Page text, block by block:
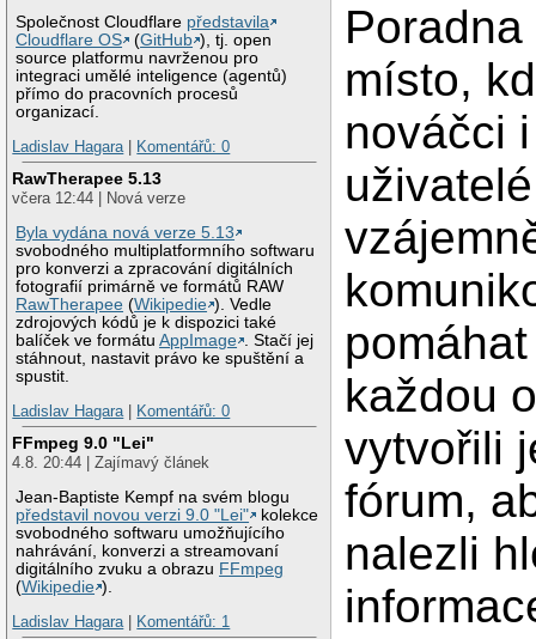
Společnost Cloudflare představila
Cloudflare OS
(GitHub ), tj. open
source platformu navrženou pro
integraci umělé inteligence (agentů)
přímo do pracovních procesů
organizací.
Ladislav Hagara| Komentářů: 0
RawTherapee 5.13
včera 12:44 | Nová verze
Byla vydána nová verze 5.13
svobodného multiplatformního softwaru
pro konverzi a zpracování digitálních
fotografií primárně ve formátů RAW
RawTherapee (Wikipedie ). Vedle
zdrojových kódů je k dispozici také
balíček ve formátuAppImage
. Stačí jej
stáhnout, nastavit právo ke spuštění a
spustit.
Ladislav Hagara| Komentářů: 0
FFmpeg 9.0 "Lei"
4.8. 20:44 | Zajímavý článek
Jean-Baptiste Kempf na svém blogu
představil novou verzi 9.0 "Lei"
kolekce
svobodného softwaru umožňujícího
nahrávání, konverzi a streamovaní
digitálního zvuku a obrazu FFmpeg
(Wikipedie ).
Ladislav Hagara| Komentářů: 1
místo,
nováčci
každou
vytvořili
fórum,
nalezli